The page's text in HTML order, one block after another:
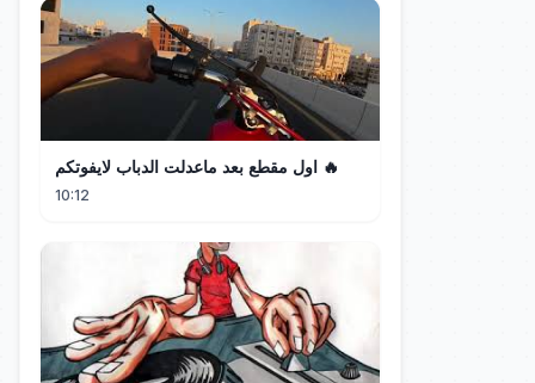
اول مقطع بعد ماعدلت الدباب لايفوتكم 🔥
10:12